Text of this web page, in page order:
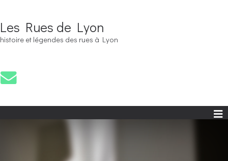
Les Rues de Lyon
histoire et légendes des rues à Lyon